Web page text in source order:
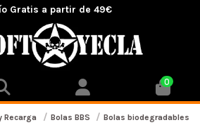
Gratis a partir de 49€
0
Recarga Bolas BBS Bolas biodegradables